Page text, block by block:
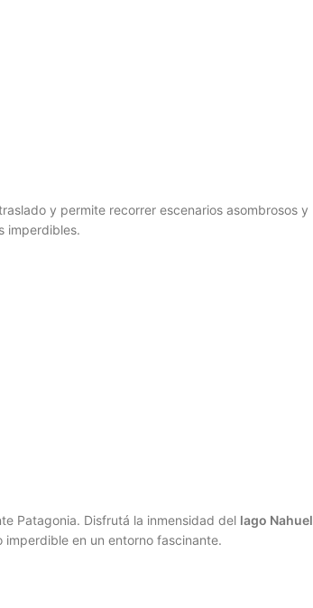
y permite recorrer escenarios asombrosos y
imperdibles.
Patagonia. Disfrutá la inmensidad del lago Nahuel
en un entorno fascinante.